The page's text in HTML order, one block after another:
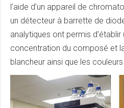
l’aide d’un appareil de
un détecteur à barrette de
analytiques ont permis
concentration du composé et
blancheur ainsi que les